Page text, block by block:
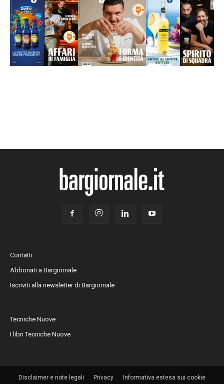
Contatti
Abbonati a Bargiornale
Iscriviti alla newsletter di Bargiornale
Tecniche Nuove
I libri Tecniche Nuove
Disclaimer e note legali Privacy Informativa estesa sui cookie